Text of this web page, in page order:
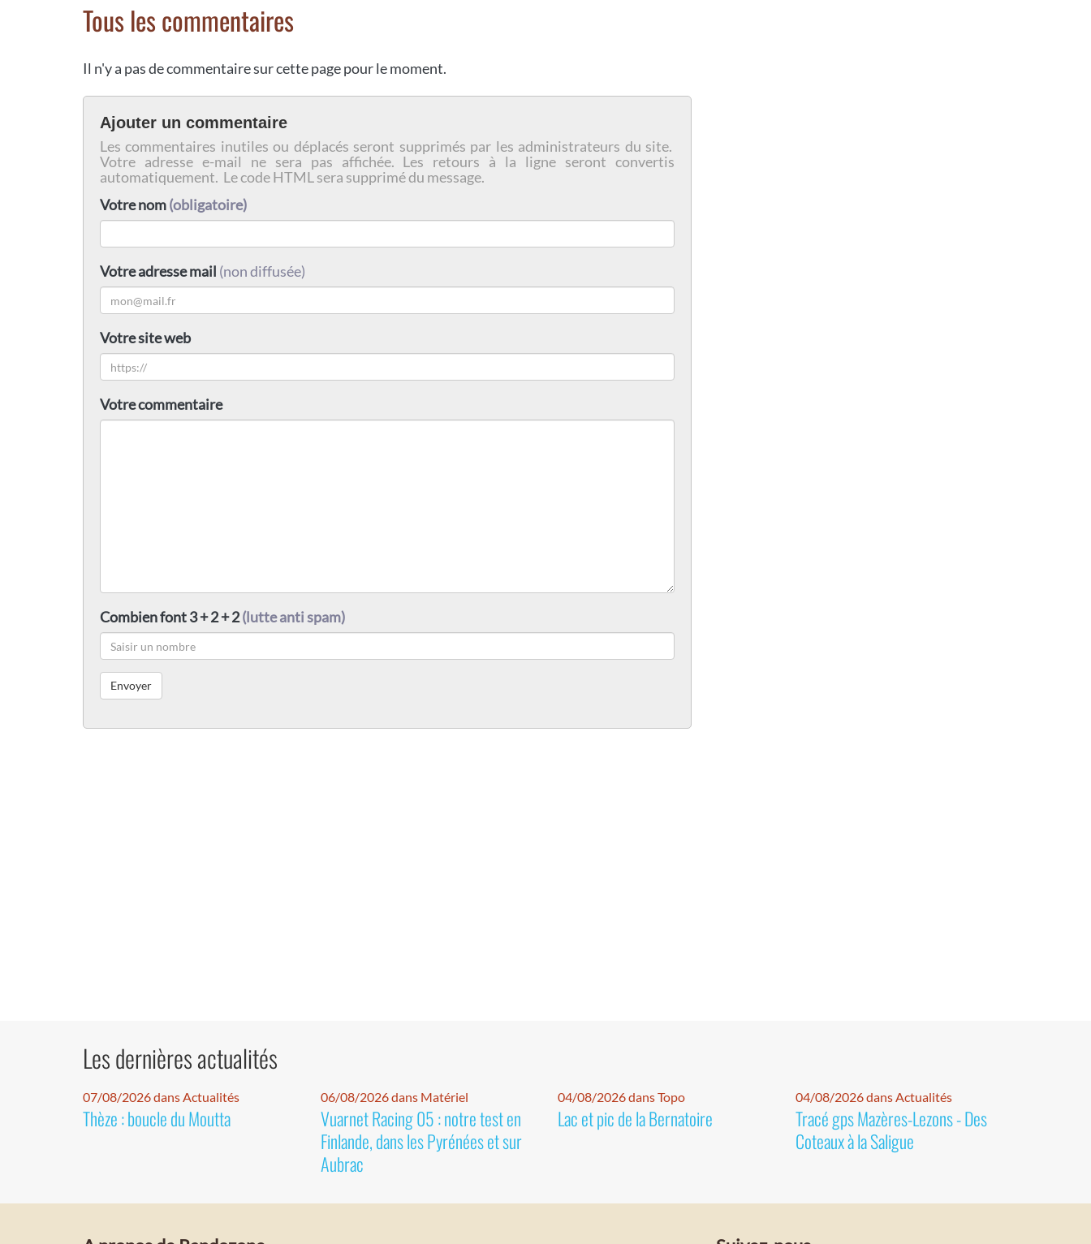
Tous les commentaires
Il n'y a pas de commentaire sur cette page pour le moment.
Ajouter un commentaire
Les commentaires inutiles ou déplacés seront supprimés par les administrateurs du site.
Votre adresse e-mail ne sera pas affichée. Les retours à la ligne seront convertis
automatiquement. Le code HTML sera supprimé du message.
Votre nom(obligatoire)
Votre adresse mail (non diffusée)
Votre site web
Votre commentaire
Combien font 3 + 2 + 2(lutte anti spam)
Les dernières actualités
07/08/2026 dans Actualités
Thèze : boucle du Moutta
06/08/2026 dans Matériel
Vuarnet Racing 05 : notre test en
Finlande, dans les Pyrénées et sur
Aubrac
04/08/2026 dans Topo
Lac et pic de la Bernatoire
04/08/2026 dans Actualités
Tracé gps Mazères-Lezons - Des
Coteaux à la Saligue